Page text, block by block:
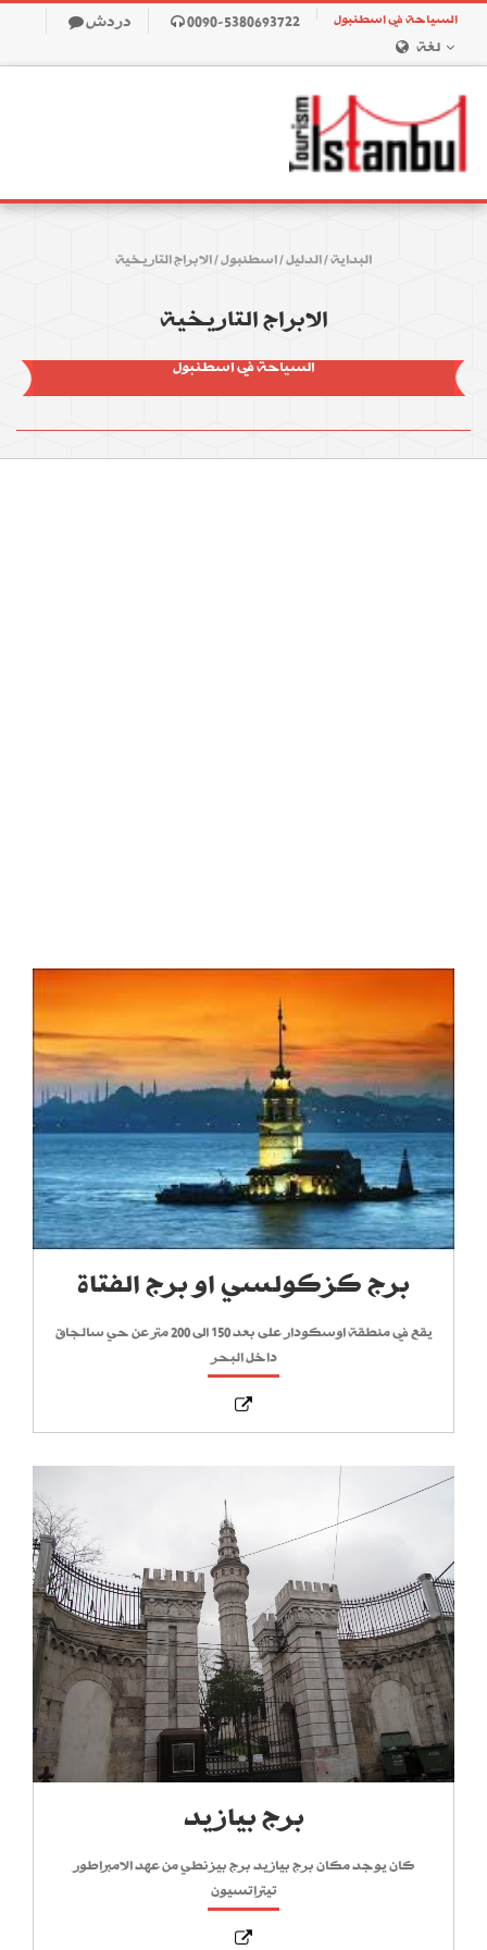
السياحة في اسطنبول 0090-5380693722 دردش
لغة
البداية/الدليل/اسطنبول/الابراج التاريخية
الابراج التاريخية
السياحة في اسطنبول
برج كزكولسي او برج الفتاة
يقع في منطقة اوسكودار على بعد 150 الى 200 متر عن حي سالجاق
داخل البحر
برج بيازيد
كان يوجد مكان برج بيازيد برج بيزنطي من عهد الامبراطور
تيتراتسيون